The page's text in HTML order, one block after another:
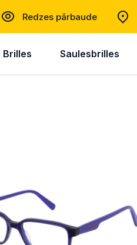
Redzes pārbaude
Brilles Saulesbrilles